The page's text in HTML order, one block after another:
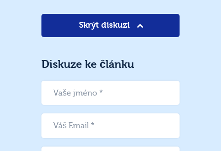
Skrýt diskuzi
Diskuze ke článku